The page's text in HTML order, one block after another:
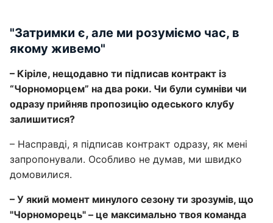
"Затримки є, але ми розуміємо час, в
якому живемо"
– Кіріле, нещодавно ти підписав контракт із
“Чорноморцем” на два роки. Чи були сумніви чи
одразу прийняв пропозицію одеського клубу
залишитися?
– Насправді, я підписав контракт одразу, як мені
запропонували. Особливо не думав, ми швидко
домовилися.
– У який момент минулого сезону ти зрозумів, що
"Чорноморець" – це максимально твоя команда